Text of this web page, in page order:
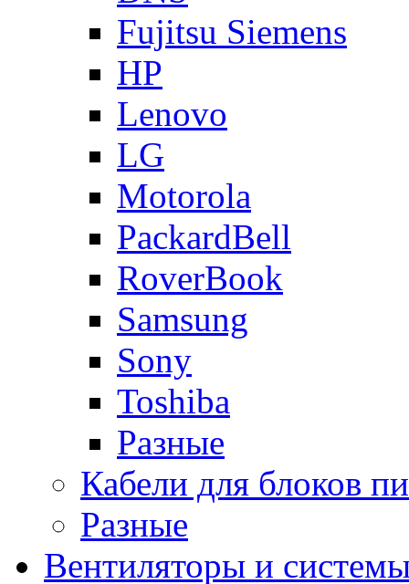
Fujitsu Siemens
HP
Lenovo
LG
Motorola
PackardBell
RoverBook
Samsung
Sony
Toshiba
Разные
Кабели для блоков
Разные
Вентиляторы и